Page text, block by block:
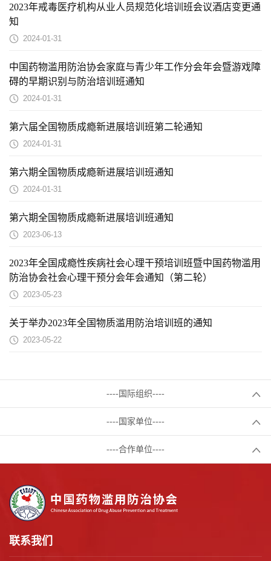
2023年戒毒医疗机构从业人员规范化培训班会议酒店变更通
知
2024-01-31
中国药物滥用防治协会家庭与青少年工作分会年会暨游戏障
碍的早期识别与防治培训班通知
2024-01-31
第六届全国物质成瘾新进展培训班第二轮通知
2024-01-31
第六期全国物质成瘾新进展培训班通知
2024-01-31
第六期全国物质成瘾新进展培训班通知
2023-06-13
2023年全国成瘾性疾病社会心理干预培训班暨中国药物滥用
防治协会社会心理干预分会年会通知（第二轮）
2023-05-23
关于举办2023年全国物质滥用防治培训班的通知
2023-05-22
----国际组织----
----国家单位----
----合作单位----
联系我们